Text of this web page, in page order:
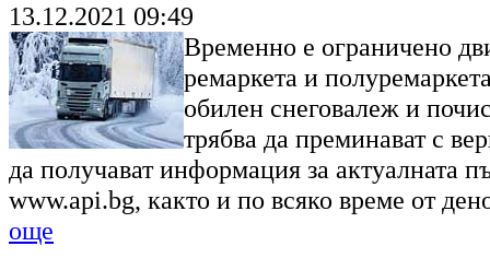
13.12.2021 09:49
Временно е ограничено
ремаркета и
обилен снеговалеж и
трябва да преминават с
да получават информация за актуалната
www.api.bg, както и по всяко време от
още